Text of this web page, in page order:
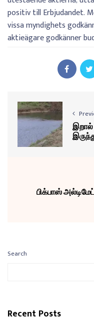
positiv till Erbjudandet.
vissa myndighets
aktieägare godkänner
பிக்பாஸ்
Search
Recent Posts